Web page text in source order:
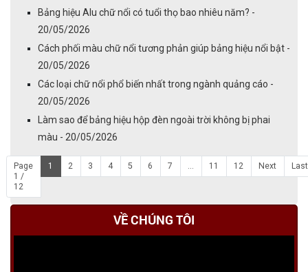
VỀ CHÚNG TÔI
Bảng hiệu Alu chữ nổi có tuổi thọ bao nhiêu năm? -
20/05/2026
Cách phối màu chữ nổi tương phản giúp bảng hiệu nổi bật -
20/05/2026
Các loại chữ nổi phổ biến nhất trong ngành quảng cáo -
20/05/2026
Làm sao để bảng hiệu hộp đèn ngoài trời không bị phai
màu - 20/05/2026
Page
1 /
12
1 2 3 4 5 6 7 ... 11 12 Next Last